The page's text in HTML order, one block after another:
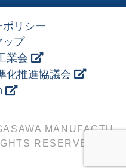
ポリシー
ップ
業会
化推進協議会
MANUFACTU
RESERVED.